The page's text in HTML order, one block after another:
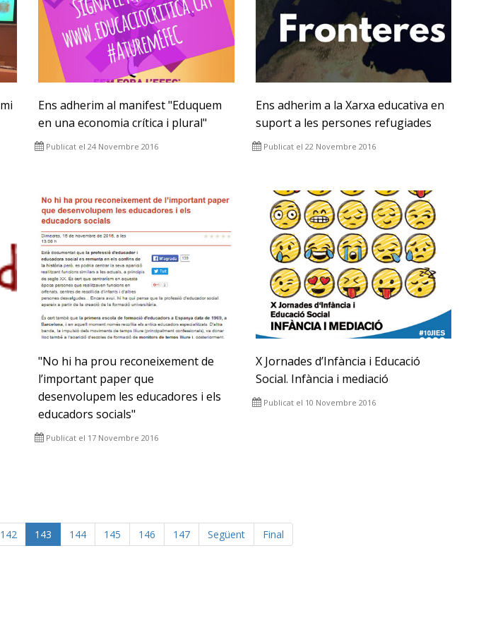
Ens adherim al manifest "Eduquem
en una economia crítica i plural"
Publicat el 24 Novembre 2016
Ens adherim a la Xarxa educativa en
suport a les persones refugiades
Publicat el 22 Novembre 2016
"No hi ha prou reconeixement de
l’important paper que
desenvolupem les educadores i els
educadors socials"
Publicat el 17 Novembre 2016
X Jornades d’Infància i Educació
Social. Infància i mediació
Publicat el 10 Novembre 2016
142 143 144 145 146 147 Següent Final